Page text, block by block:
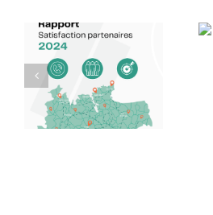
Programme
Octobre
Rose T6